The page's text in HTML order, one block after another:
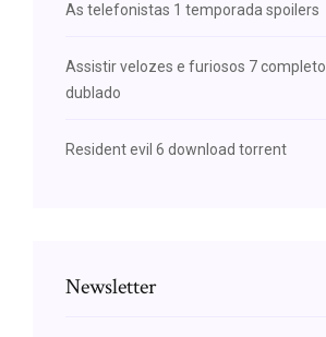
As telefonistas 1 temporada spoilers
Assistir velozes e furiosos 7 completo
dublado
Resident evil 6 download torrent
Newsletter